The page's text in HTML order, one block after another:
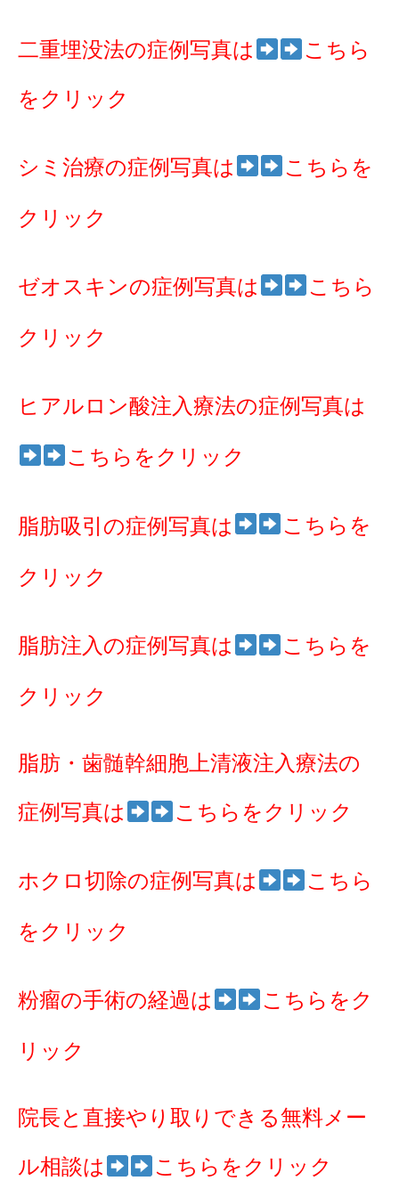
二重埋没法の症例写真は こちら
をクリック
シミ治療の症例写真は こちらを
クリック
ゼオスキンの症例写真は こちら
クリック
ヒアルロン酸注入療法の症例写真は
こちらをクリック
脂肪吸引の症例写真は こちらを
クリック
脂肪注入の症例写真は こちらを
クリック
脂肪・歯髄幹細胞上清液注入療法の
症例写真は こちらをクリック
ホクロ切除の症例写真は こちら
をクリック
粉瘤の手術の経過は こちらをク
リック
院長と直接やり取りできる無料メー
ル相談は こちらをクリック